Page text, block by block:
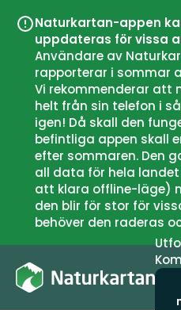
Naturkartan-appen
uppdateras för vissa
Användare av
rapporterar i sommar
Vi rekommenderar att
helt från sin telefon i
igen! Då skall den
befintliga appen skall
efter sommaren. Den
all data för hela
att klara offline-läge)
den blir för stor för
behöver den raderas